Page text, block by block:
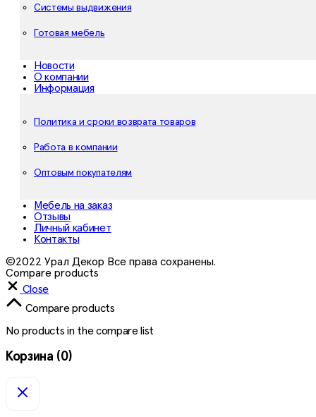
Системы выдвижения
Готовая мебель
Новости
О компании
Информация
Политика и сроки возврата товаров
Работа в компании
Оптовым покупателям
Мебель на заказ
Отзывы
Личный кабинет
Контакты
©2022 Урал Декор Все права сохранены.
Compare products
Close
Compare products
No products in the compare list
Корзина (0)